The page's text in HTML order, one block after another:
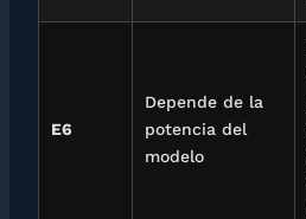
E6
Depende de la
potencia del
modelo